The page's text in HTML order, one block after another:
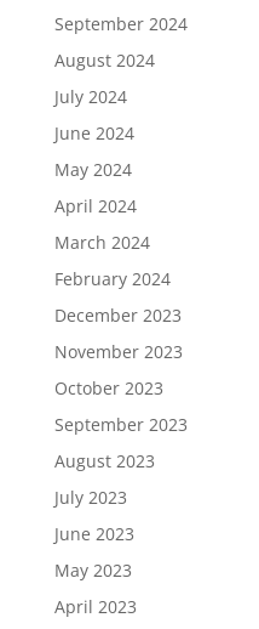
September 2024
August 2024
July 2024
June 2024
May 2024
April 2024
March 2024
February 2024
December 2023
November 2023
October 2023
September 2023
August 2023
July 2023
June 2023
May 2023
April 2023